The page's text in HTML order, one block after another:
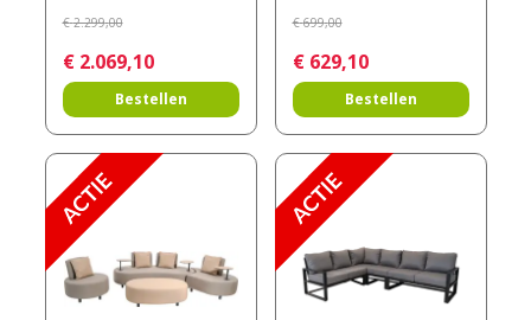
€ 2.299,00
€ 2.069,10
Bestellen
€ 699,00
€ 629,10
Bestellen